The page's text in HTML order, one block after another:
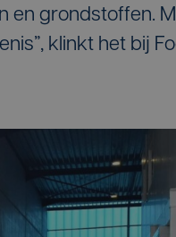
en grondstoffen.
klinkt het bij